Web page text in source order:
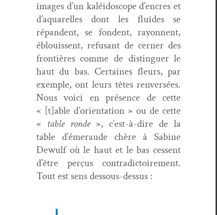
images d’un kaléi­do­scope d’encres et
d’aquarelles dont les flu­ides se
répan­dent, se fondent, ray­on­nent,
éblouis­sent, refu­sant de cern­er des
fron­tières comme de dis­tinguer le
haut du bas. Cer­taines fleurs, par
exem­ple, ont leurs têtes ren­ver­sées.
Nous voici en présence de cette
« [t]able d’orientation » ou de cette
« table ronde», c’est-à-dire de la
table d’émeraude chère à Sabine
Dewulf où le haut et le bas cessent
d’être perçus con­tra­dic­toire­ment.
Tout est sens dessous-dessus :